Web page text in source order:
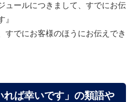
ュールにつきまして、すでにお伝
』
すでにお客様のほうにお伝えでき
れば幸いです」の類語や